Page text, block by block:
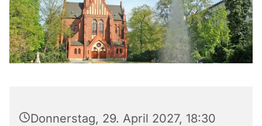
Donnerstag, 29. April 2027, 18:30